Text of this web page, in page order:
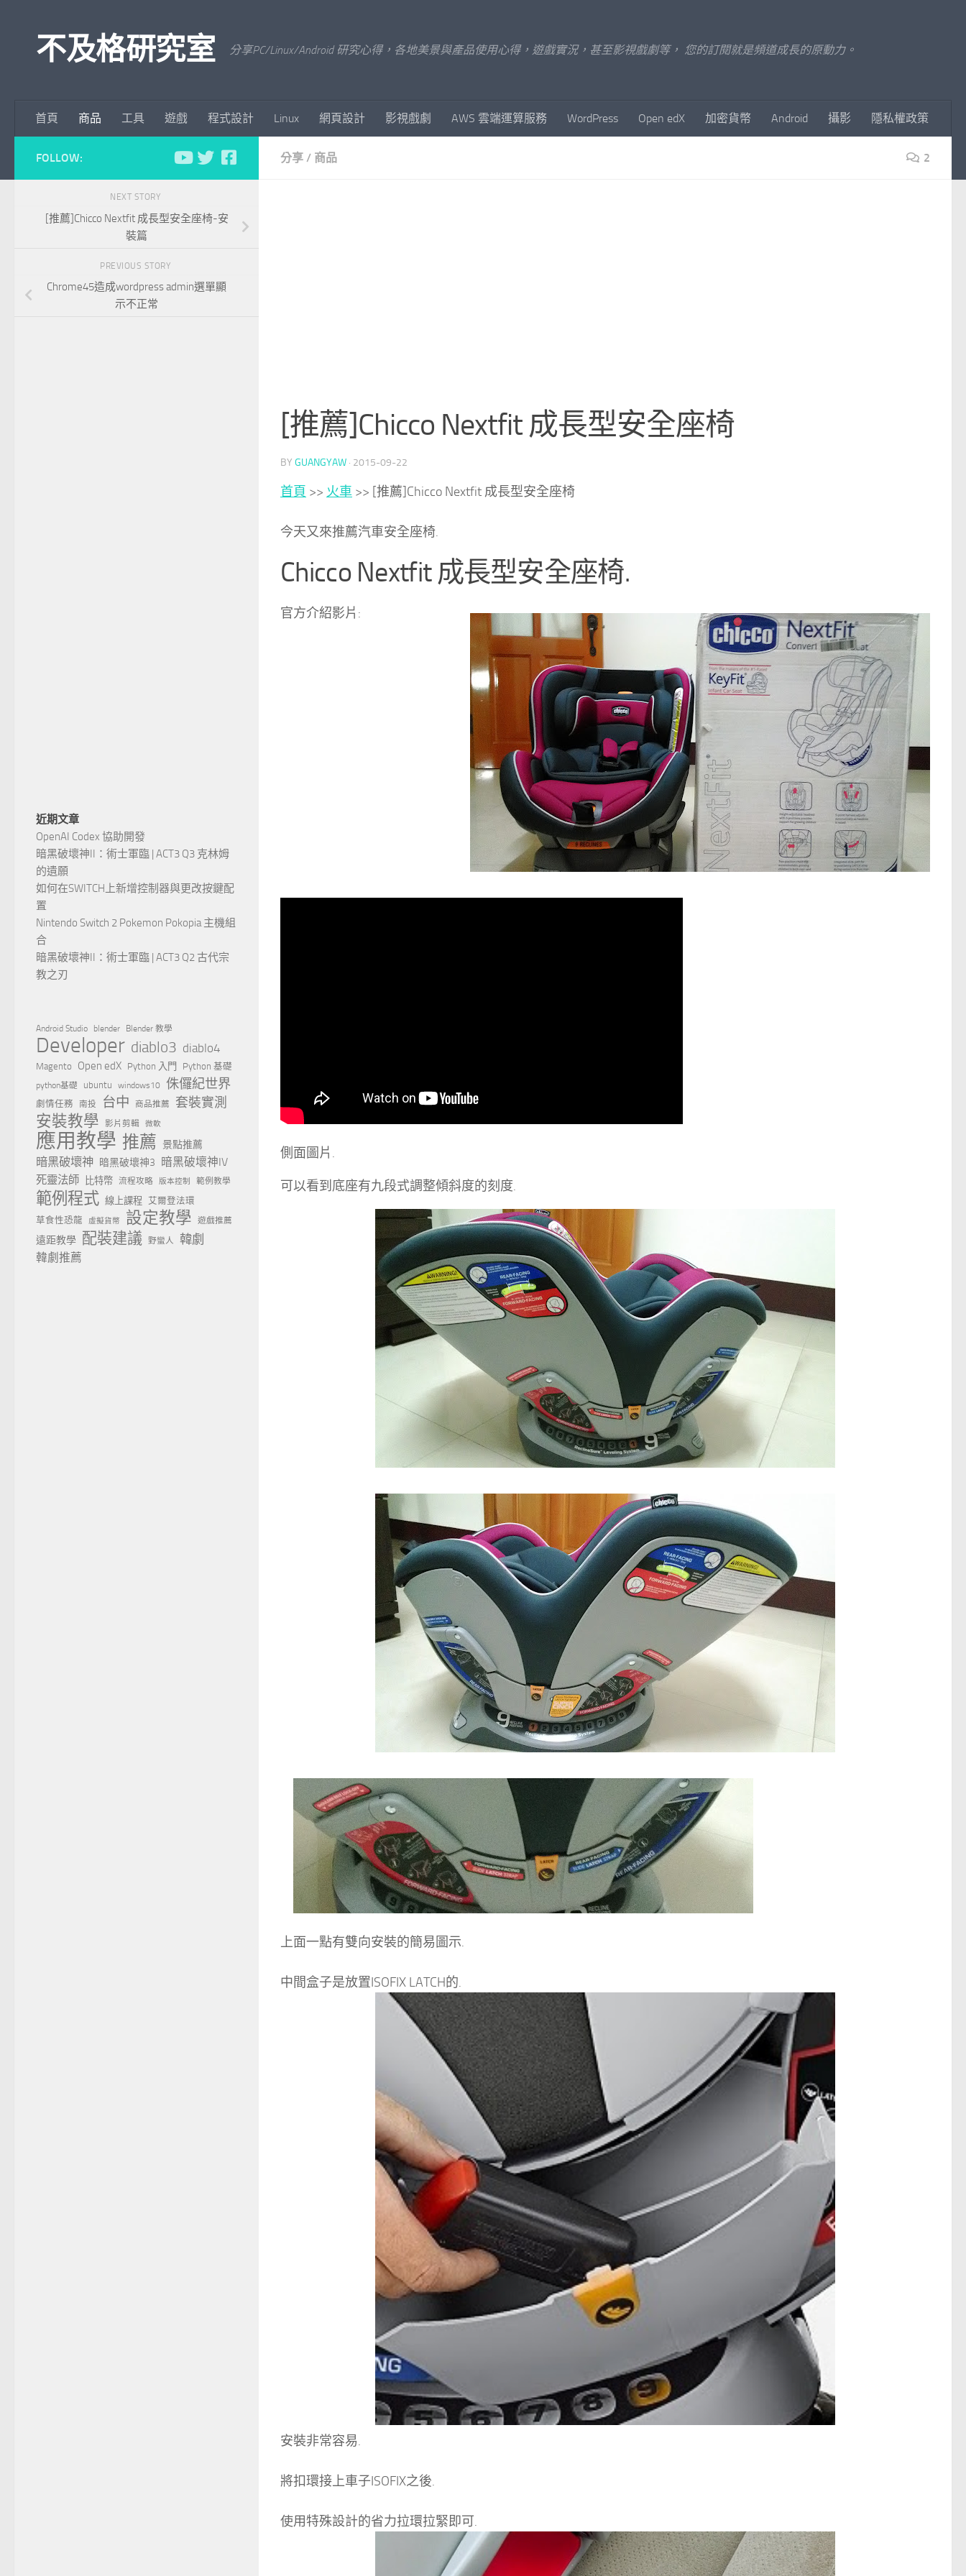
不及格研究室 分享PC/Linux/Android 研究心得，各地美景與產品使用心得，遊戲實況，甚至影視戲劇等， 您的訂閱就是頻道成長的原動力。
首頁 商品 工具 遊戲 程式設計 Linux 網頁設計 影視戲劇 AWS 雲端運算服務 WordPress Open edX 加密貨幣 Android 攝影 隱私權政策
分享 / 商品 2
[推薦]Chicco Nextfit 成長型安全座椅
BY GUANGYAW · 2015-09-22
首頁 >> 火車 >> [推薦]Chicco Nextfit 成長型安全座椅
今天又來推薦汽車安全座椅.
Chicco Nextfit 成長型安全座椅.
官方介紹影片:
側面圖片.
可以看到底座有九段式調整傾斜度的刻度.
上面一點有雙向安裝的簡易圖示.
中間盒子是放置ISOFIX LATCH的.
安裝非常容易.
將扣環接上車子ISOFIX之後.
使用特殊設計的省力拉環拉緊即可.
FOLLOW:
NEXT STORY
[推薦]Chicco Nextfit 成長型安全座椅-安
裝篇
PREVIOUS STORY
Chrome45造成wordpress admin選單顯
示不正常
近期文章
OpenAI Codex 協助開發
暗黑破壞神II：術士軍臨 | ACT3 Q3 克林姆
的遺願
如何在SWITCH上新增控制器與更改按鍵配
置
Nintendo Switch 2 Pokemon Pokopia 主機組
合
暗黑破壞神II：術士軍臨 | ACT3 Q2 古代宗
教之刃
Android Studio blender Blender 教學
Developer diablo3 diablo4
Magento Open edX Python 入門 Python 基礎
python基礎 ubuntu windows10 侏儸紀世界
劇情任務 南投 台中 商品推薦 套裝實測
安裝教學 影片剪輯 微軟
應用教學 推薦 景點推薦
暗黑破壞神 暗黑破壞神3 暗黑破壞神IV
死靈法師 比特幣 流程攻略 版本控制 範例教學
範例程式 線上課程
艾爾登法環
草食性恐龍
虛擬貨幣 設定教學 遊戲推薦
遠距教學 配裝建議 野蠻人 韓劇
韓劇推薦